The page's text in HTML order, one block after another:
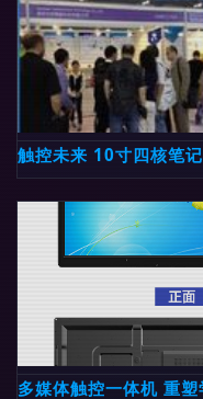
触控未来 10寸四核笔
多媒体触控一体机 重